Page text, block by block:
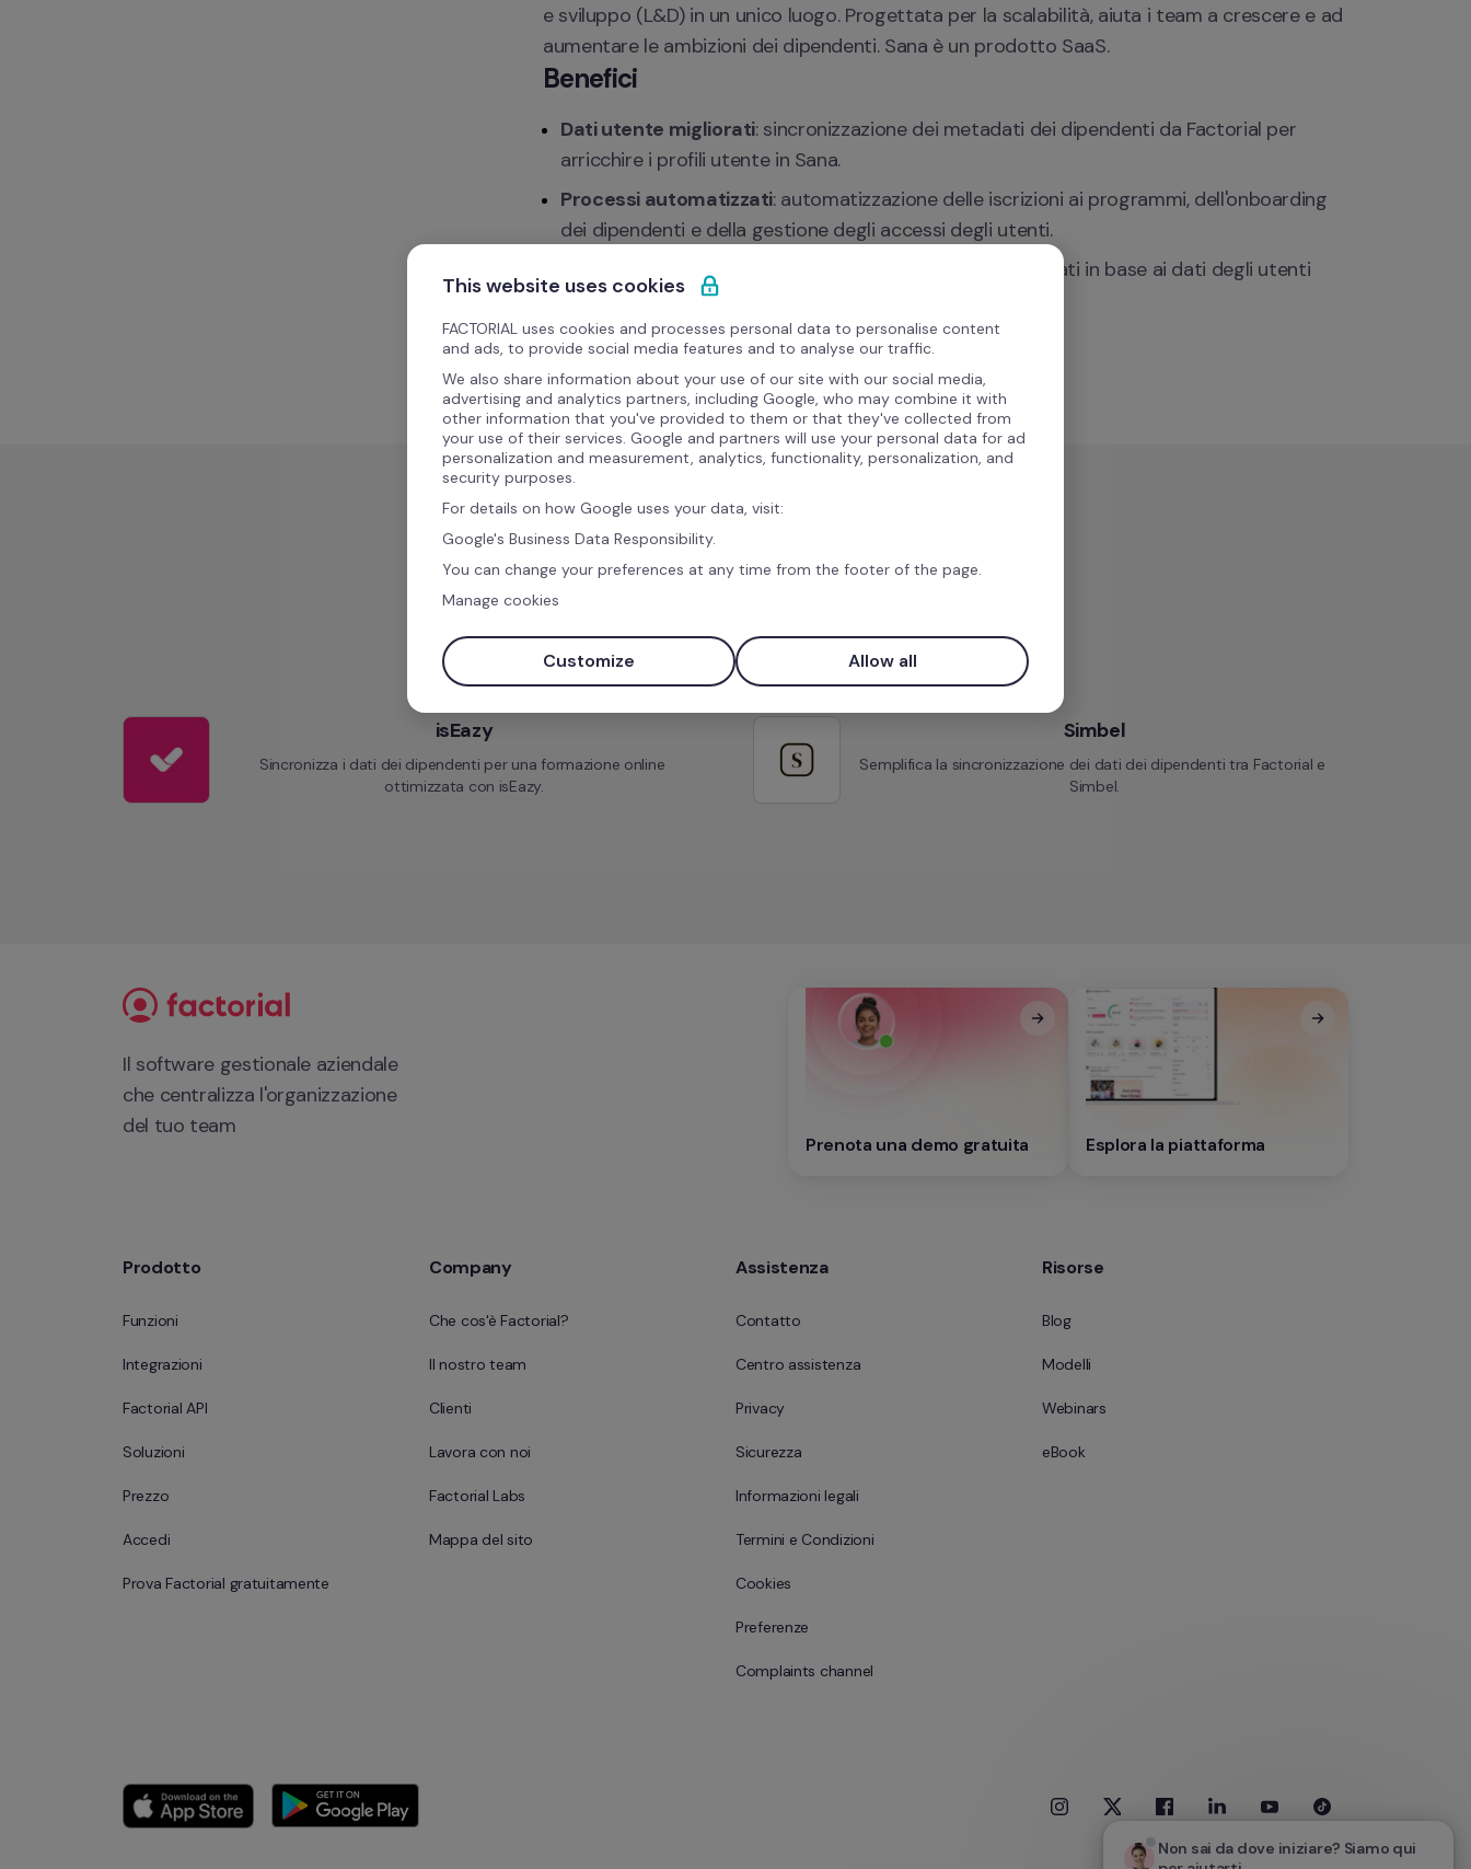
e sviluppo (L&D) in un unico luogo. Progettata per la scalabilità, aiuta i team a crescere e ad
aumentare le ambizioni dei dipendenti. Sana è un prodotto SaaS.
Benefici
Dati utente migliorati: sincronizzazione dei metadati dei dipendenti da Factorial per
arricchire i profili utente in Sana.
Processi automatizzati: automatizzazione delle iscrizioni ai programmi, dell'onboarding
dei dipendenti e della gestione degli accessi degli utenti.
Report personalizzati
: generazione di report personalizzati in base ai dati degli utenti
sincronizzati.
Integrazioni simili
isEazy
Sincronizza i dati dei dipendenti per una formazione online
ottimizzata con isEazy.
Simbel
Semplifica la sincronizzazione dei dati dei dipendenti tra Factorial e
Simbel.
Non sai da dove iniziare? Siamo qui
Il software gestionale aziendale
che centralizza l'organizzazione
del tuo team
Prenota una demo gratuita Esplora la piattaforma
Prodotto
Funzioni
Integrazioni
Factorial API
Soluzioni
Prezzo
Accedi
Prova Factorial gratuitamente
Company
Che cos'è Factorial?
Il nostro team
Clienti
Lavora con noi
Factorial Labs
Mappa del sito
Assistenza
Contatto
Centro assistenza
Privacy
Sicurezza
Informazioni legali
Termini e Condizioni
Cookies
Preferenze
Complaints channel
Risorse
Blog
Modelli
Webinars
eBook
This website uses cookies
FACTORIAL uses cookies and processes personal data to personalise content
and ads, to provide social media features and to analyse our traffic.
We also share information about your use of our site with our social media,
advertising and analytics partners, including Google, who may combine it with
other information that you've provided to them or that they've collected from
your use of their services. Google and partners will use your personal data for ad
personalization and measurement, analytics, functionality, personalization, and
security purposes.
For details on how Google uses your data, visit:
Google's Business Data Responsibility.
You can change your preferences at any time from the footer of the page.
Manage cookies
Customize Allow all